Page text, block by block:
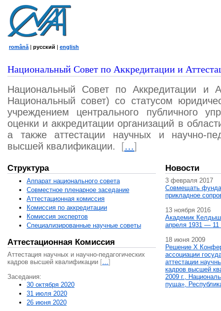
română | русский | english
Национальный Совет по Аккредитации и
Национальный Совет по Аккредитации и
Национальный совет) со статусом
учреждением центрального публичного
оценки и аккредитации организаций в
а также аттестации научных и научно-
высшей квалификации.
[…]
Структура
Аппарат национального совета
Совместное пленарное заседание
Аттестационная комисcия
Комиссия по аккредитации
Комиссия экспертов
Специализированные научные советы
Аттестационная Комиссия
Аттестация научных и научно-педагогических
кадров высшей квалификации […]
Заседания:
30 октября 2020
31 июля 2020
26 июня 2020
Новости
3 февраля 2017
Совмещать
прикладное
13 ноября 2016
Академик
апреля 1931 — 11
18 июня 2009
Решение X
ассоциации
аттестации
кадров высшей
2009 г.,
пуща»,